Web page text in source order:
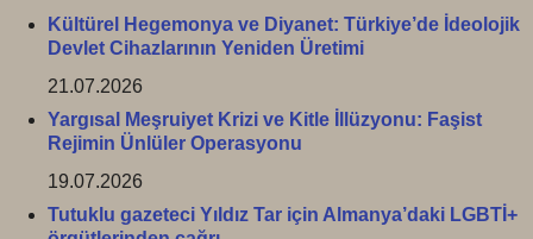
Kültürel Hegemonya ve Diyanet: Türkiye’de İdeolojik
Devlet Cihazlarının Yeniden Üretimi
21.07.2026
Yargısal Meşruiyet Krizi ve Kitle İllüzyonu: Faşist
Rejimin Ünlüler Operasyonu
19.07.2026
Tutuklu gazeteci Yıldız Tar için Almanya’daki LGBTİ+